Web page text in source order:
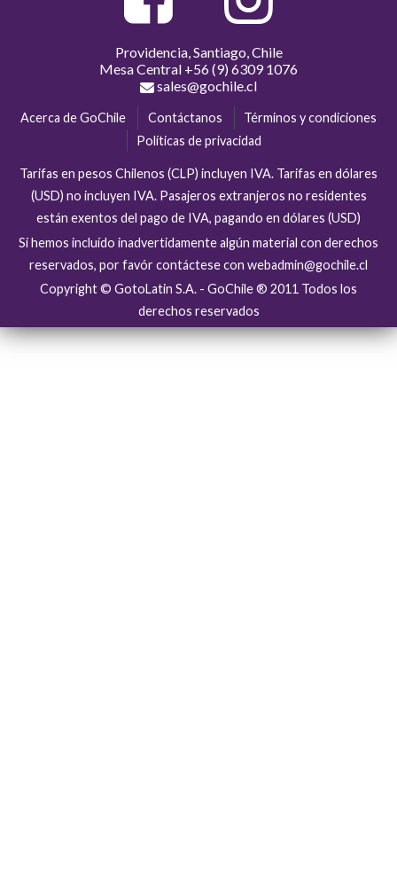
Providencia, Santiago, Chile
Mesa Central +56 (9) 6309 1076
sales@gochile.cl
Acerca de GoChile Contáctanos
Términos y condiciones
Políticas de privacidad
Tarifas en pesos Chilenos (CLP) incluyen IVA. Tarifas en dólares
(USD) no incluyen IVA. Pasajeros extranjeros no residentes
están exentos del pago de IVA, pagando en dólares (USD)
Si hemos incluído inadvertidamente algún material con derechos
reservados, por favór contáctese con webadmin@gochile.cl
Copyright © GotoLatin S.A. - GoChile ® 2011 Todos los
derechos reservados